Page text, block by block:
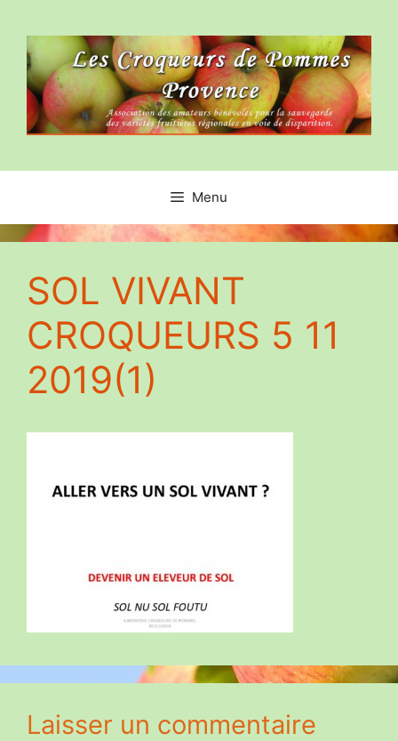
contenu
Menu
SOL VIVANT
CROQUEURS 5 11
2019(1)
Laisser un commentaire